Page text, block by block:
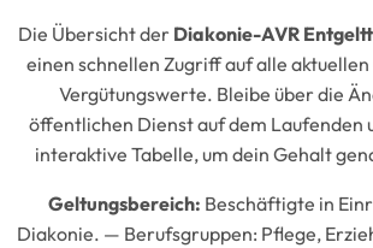
Die Übersicht der Diakonie-AVR
einen schnellen Zugriff auf alle
Vergütungswerte. Bleibe über die
öffentlichen Dienst auf dem Laufenden
interaktive Tabelle, um dein Gehalt
Geltungsbereich: Beschäftigte in
Diakonie. — Berufsgruppen: Pflege,